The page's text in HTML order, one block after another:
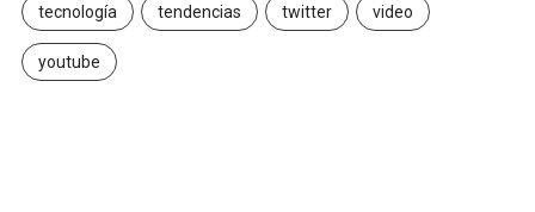
tecnología tendencias twitter video
youtube